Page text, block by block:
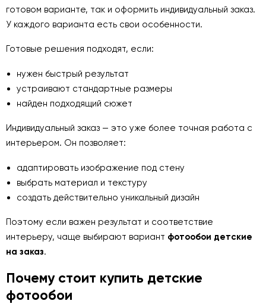
готовом варианте, так и оформить индивидуальный заказ.
У каждого варианта есть свои особенности.
Готовые решения подходят, если:
нужен быстрый результат
устраивают стандартные размеры
найден подходящий сюжет
Индивидуальный заказ — это уже более точная работа с
интерьером. Он позволяет:
адаптировать изображение под стену
выбрать материал и текстуру
создать действительно уникальный дизайн
Поэтому если важен результат и соответствие
интерьеру, чаще выбирают вариант фотообои детские
на заказ.
Почему стоит купить детские
фотообои